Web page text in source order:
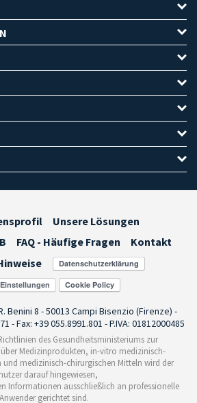
Unsere Lösungen
FAQ - Häufige Fragen
Kontakt
Benini 8 - 50013 Campi Bisenzio (Firenze) -
- Fax: +39 055.8991.801 - P.IVA: 01812000485
des Gesundheitsministeriums zur
Medizinprodukten, in-vitro medizinisch-
und medizinisch-chirurgischen Mitteln wird der
darauf hingewiesen,
Informationen ausschließlich an professionelle
Anwender gerichtet sind.